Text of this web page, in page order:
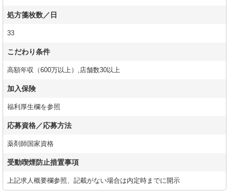
処方箋枚数／日
33
こだわり条件
高額年収（600万以上）,店舗数30以上
加入保険
福利厚生欄を参照
応募資格／応募方法
薬剤師国家資格
受動喫煙防止措置事項
上記求人概要欄参照、記載がない場合は内定時までに開示